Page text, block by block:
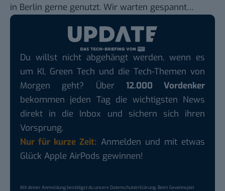
in Berlin gerne genutzt. Wir warten gespannt…
Du willst nicht abgehängt werden, wenn es
um KI, Green Tech und die Tech-Themen von
Morgen geht? Über 12.000 Vordenker
bekommen jeden Tag die wichtigsten News
direkt in die Inbox und sichern sich ihren
Vorsprung.
Nur für kurze Zeit: Anmelden und mit etwas
Glück Apple AirPods gewinnen!
Mit deiner Anmeldung bestätigst du unsereDatenschutzerklärung. Beim Gewinnspiel